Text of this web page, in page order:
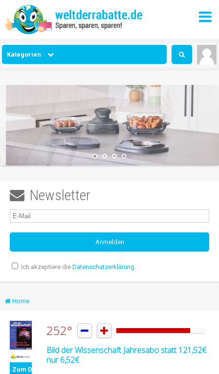
Kategorien
 Newsletter
Ich akzeptiere die Datenschutzerklärung.
Home
Zum Deal
252°  
Bild der Wissenschaft Jahresabo statt 121,52€
nur 6,52€